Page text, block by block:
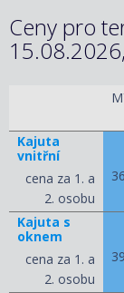
Ceny pro
Kajuta
vnitřní
cena za 1. a
2. osobu
Kajuta s
oknem
cena za 1. a
2. osobu